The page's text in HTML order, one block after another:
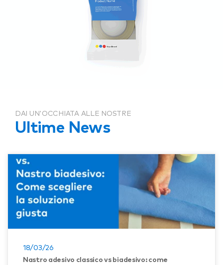
DAI UN'OCCHIATA ALLE NOSTRE
Ultime News
18/03/26
Nastro adesivo classico vs biadesivo: come